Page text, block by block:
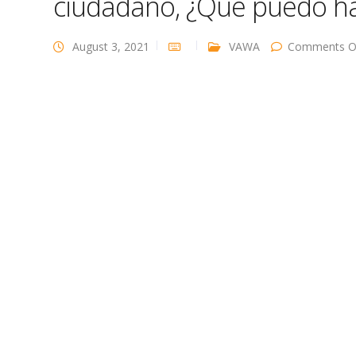
August 3, 2021 VAWA Comments